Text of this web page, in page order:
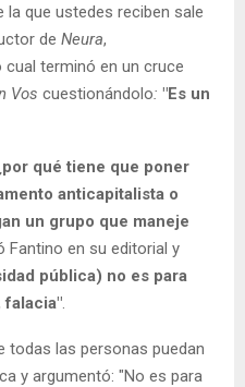
la que ustedes reciben sale
de Neura,
terminó en un cruce
Vos cuestionándolo: "Es un
qué tiene que poner
anticapitalista o
un grupo que maneje
Fantino en su editorial y
pública) no es para
falacia".
todas las personas puedan
y argumentó: "No es para